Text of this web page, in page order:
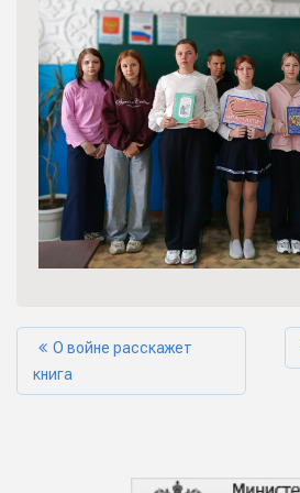
О войне расскажет
книга